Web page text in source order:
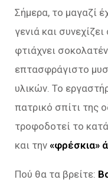
Σήμερα, το μαγαζί
γενιά και
φτιάχνει
επτασφράγιστο
υλικών. Το
πατρικό σπίτι της
τροφοδοτεί το
και την «φρέσκια»
Πού θα τα βρείτε: